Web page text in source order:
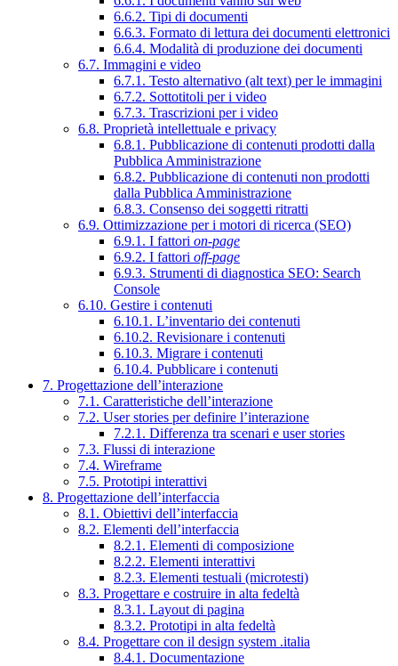
6.6.2. Tipi di documenti
6.6.3. Formato di lettura dei documenti elettronici
6.6.4. Modalità di produzione dei documenti
6.7. Immagini e video
6.7.1. Testo alternativo (alt text) per le immagini
6.7.2. Sottotitoli per i video
6.7.3. Trascrizioni per i video
6.8. Proprietà intellettuale e privacy
6.8.1. Pubblicazione di contenuti prodotti dalla
Pubblica Amministrazione
6.8.2. Pubblicazione di contenuti non prodotti
dalla Pubblica Amministrazione
6.8.3. Consenso dei soggetti ritratti
6.9. Ottimizzazione per i motori di ricerca (SEO)
6.9.1. I fattori on-page
6.9.2. I fattori off-page
6.9.3. Strumenti di diagnostica SEO: Search
Console
6.10. Gestire i contenuti
6.10.1. L’inventario dei contenuti
6.10.2. Revisionare i contenuti
6.10.3. Migrare i contenuti
6.10.4. Pubblicare i contenuti
7. Progettazione dell’interazione
7.1. Caratteristiche dell’interazione
7.2. User stories per definire l’interazione
7.2.1. Differenza tra scenari e user stories
7.3. Flussi di interazione
7.4. Wireframe
7.5. Prototipi interattivi
8. Progettazione dell’interfaccia
8.1. Obiettivi dell’interfaccia
8.2. Elementi dell’interfaccia
8.2.1. Elementi di composizione
8.2.2. Elementi interattivi
8.2.3. Elementi testuali (microtesti)
8.3. Progettare e costruire in alta fedeltà
8.3.1. Layout di pagina
8.3.2. Prototipi in alta fedeltà
8.4. Progettare con il design system .italia
8.4.1. Documentazione